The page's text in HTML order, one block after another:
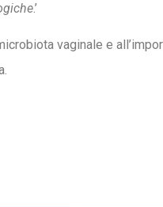
.’
vaginale e